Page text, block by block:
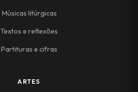
Músicas litúrgicas
Textos e reflexões
Partituras e cifras
ARTES